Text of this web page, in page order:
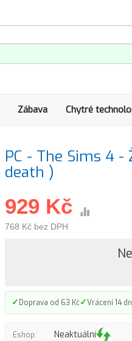
Zábava Chytré
PC - The Sims 4
death )
929 Kč
768 Kč bez DPH
✓Doprava od 63 Kč✓Vrácení 14
Eshop: Neaktuální